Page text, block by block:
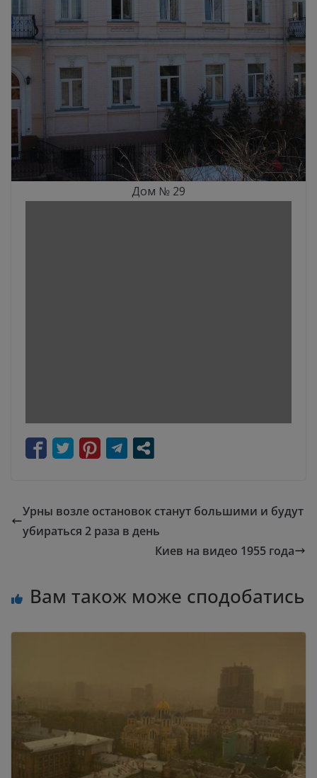
Дом № 29
Урны возле остановок станут большими и будут
убираться 2 раза в день
Киев на видео 1955 года
Вам також може сподобатись